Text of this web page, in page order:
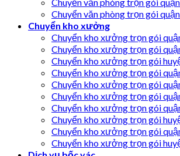
Chuyển văn phòng trọn gói
Chuyển kho xưởng
Chuyển kho xưởng trọn gói
Chuyển kho xưởng trọn gói
Chuyển kho xưởng trọn gói
Chuyển kho xưởng trọn gói
Chuyển kho xưởng trọn gói
Chuyển kho xưởng trọn gói
Chuyển kho xưởng trọn gói
Chuyển kho xưởng trọn gói
Chuyển kho xưởng trọn gói
Chuyển kho xưởng trọn gói